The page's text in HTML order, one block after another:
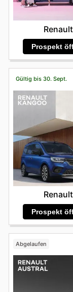
Renault
Prospekt
Gültig bis 30. Sept.
Renault
Prospekt
Abgelaufen